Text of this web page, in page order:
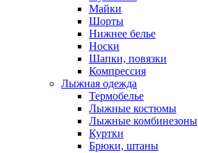
Майки
Шорты
Нижнее белье
Носки
Шапки, повязки
Компрессия
Лыжная одежда
Термобелье
Лыжные костюмы
Лыжные комбинезоны
Куртки
Брюки, штаны